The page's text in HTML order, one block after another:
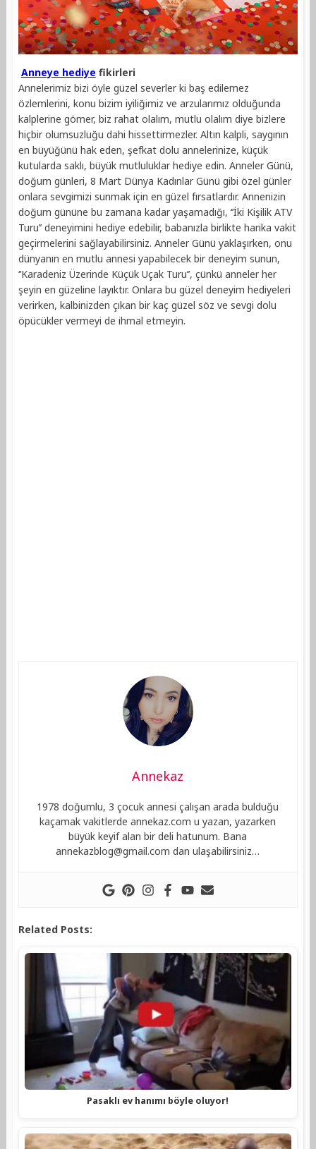
Anneye hediye fikirleri
Annelerimiz bizi öyle güzel severler ki baş edilemez
özlemlerini, konu bizim iyiliğimiz ve arzularımız olduğunda
kalplerine gömer, biz rahat olalım, mutlu olalım diye bizlere
hiçbir olumsuzluğu dahi hissettirmezler. Altın kalpli, saygının
en büyüğünü hak eden, şefkat dolu annelerinize, küçük
kutularda saklı, büyük mutluluklar hediye edin. Anneler Günü,
doğum günleri, 8 Mart Dünya Kadınlar Günü gibi özel günler
onlara sevgimizi sunmak için en güzel fırsatlardır. Annenizin
doğum gününe bu zamana kadar yaşamadığı, ‘’İki Kişilik ATV
Turu’’ deneyimini hediye edebilir, babanızla birlikte harika vakit
geçirmelerini sağlayabilirsiniz. Anneler Günü yaklaşırken, onu
dünyanın en mutlu annesi yapabilecek bir deneyim sunun,
‘’Karadeniz Üzerinde Küçük Uçak Turu’’, çünkü anneler her
şeyin en güzeline layıktır. Onlara bu güzel deneyim hediyeleri
verirken, kalbinizden çıkan bir kaç güzel söz ve sevgi dolu
öpücükler vermeyi de ihmal etmeyin.
Annekaz
1978 doğumlu, 3 çocuk annesi çalışan arada bulduğu
kaçamak vakitlerde annekaz.com u yazan, yazarken
büyük keyif alan bir deli hatunum. Bana
annekazblog@gmail.com dan ulaşabilirsiniz…
Related Posts:
Pasaklı ev hanımı böyle oluyor!